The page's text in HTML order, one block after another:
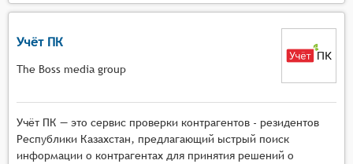
Учёт ПК
The Boss media group
Учёт ПК — это сервис проверки контрагентов - резидентов
Республики Казахстан, предлагающий ыстрый поиск
информации о контрагентах для принятия решений о